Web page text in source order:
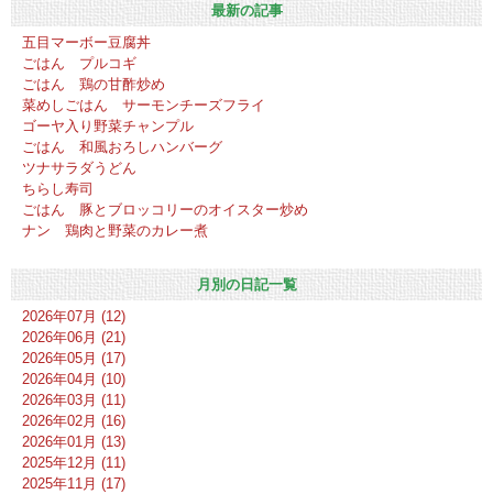
最新の記事
五目マーボー豆腐丼
ごはん プルコギ
ごはん 鶏の甘酢炒め
菜めしごはん サーモンチーズフライ
ゴーヤ入り野菜チャンプル
ごはん 和風おろしハンバーグ
ツナサラダうどん
ちらし寿司
ごはん 豚とブロッコリーのオイスター炒め
ナン 鶏肉と野菜のカレー煮
月別の日記一覧
2026年07月 (12)
2026年06月 (21)
2026年05月 (17)
2026年04月 (10)
2026年03月 (11)
2026年02月 (16)
2026年01月 (13)
2025年12月 (11)
2025年11月 (17)